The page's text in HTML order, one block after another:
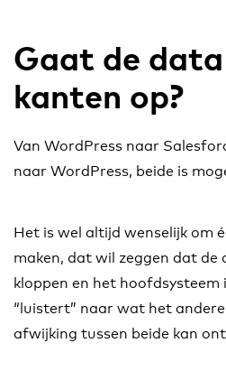
Gaat de
kanten op?
Van WordPress naar
naar WordPress, beide is
Het is wel altijd wenselijk om
maken, dat wil zeggen dat
kloppen en het hoofdsysteem
“luistert” naar wat het
afwijking tussen beide kan